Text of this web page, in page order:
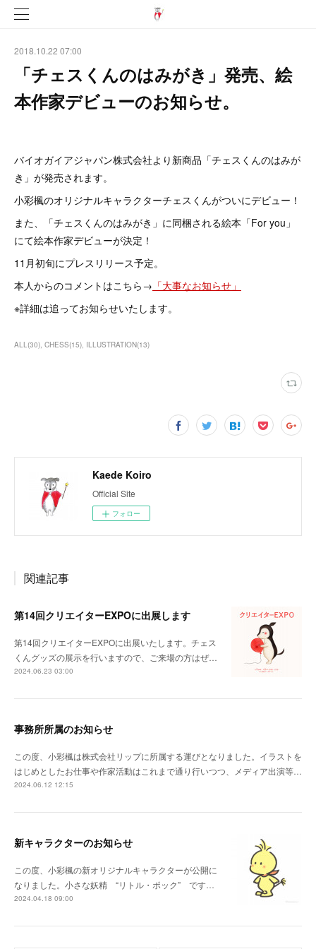
2018.10.22 07:00
「チェスくんのはみがき」発売、絵
本作家デビューのお知らせ。
バイオガイアジャパン株式会社より新商品「チェスくんのはみが
き」が発売されます。
小彩楓のオリジナルキャラクターチェスくんがついにデビュー！
また、「チェスくんのはみがき」に同梱される絵本「For you」
にて絵本作家デビューが決定！
11月初旬にプレスリリース予定。
本人からのコメントはこちら→ 「大事なお知らせ」
※詳細は追ってお知らせいたします。
ALL(30) CHESS(15) ILLUSTRATION(13)
Kaede Koiro
Official Site
フォロー
関連記事
第14回クリエイターEXPOに出展します
第14回クリエイターEXPOに出展いたします。チェス
くんグッズの展示を行いますので、ご来場の方はぜ…
2024.06.23 03:00
事務所所属のお知らせ
この度、小彩楓は株式会社リップに所属する運びとなりました。イラストを
はじめとしたお仕事や作家活動はこれまで通り行いつつ、メディア出演等…
2024.06.12 12:15
新キャラクターのお知らせ
この度、小彩楓の新オリジナルキャラクターが公開に
なりました。小さな妖精 “リトル・ポック” です…
2024.04.18 09:00